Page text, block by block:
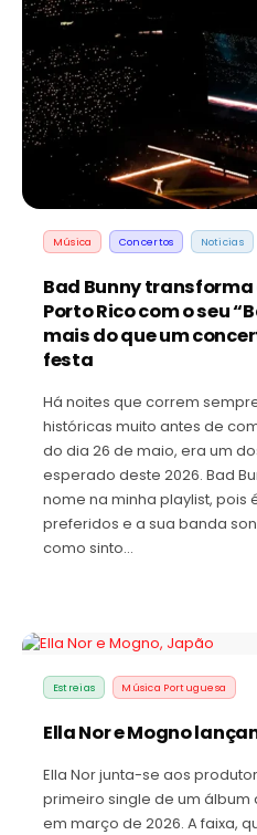
Música Concertos Noticias
Bad Bunny transforma
Porto Rico com o seu
mais do que um
festa
Há noites que correm
históricas muito antes de
do dia 26 de maio, era um
esperado deste 2026. Bad
nome na minha playlist, pois
preferidos e a sua banda
como sinto…
Estreias Música Portuguesa
Ella Nor e Mogno
Ella Nor junta-se aos
primeiro single de um
em março de 2026. A faixa,